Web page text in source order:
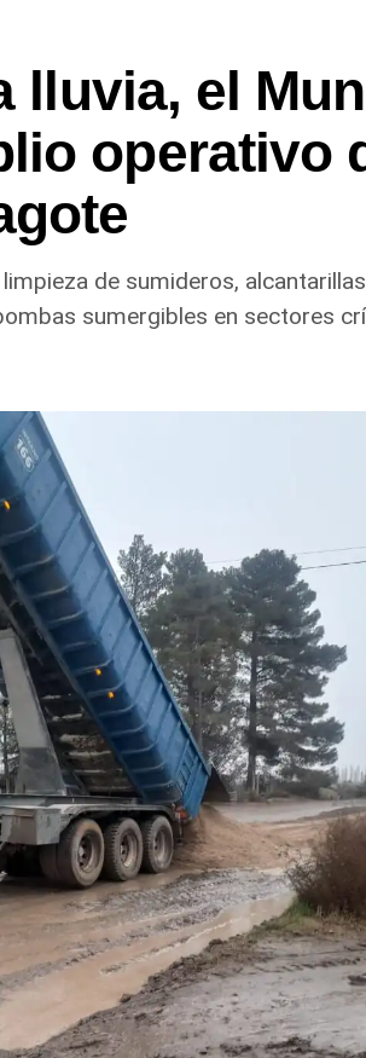
lluvia, el
operativo
de sumideros,
sumergibles en sectores